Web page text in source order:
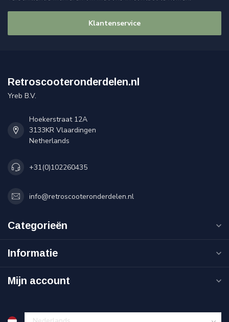
Klantenservice
Retroscooteronderdelen.nl
Yreb B.V.
Hoekerstraat 12A
3133KR Vlaardingen
Netherlands
+31(0)102260435
info@retroscooteronderdelen.nl
Categorieën
Informatie
Mijn account